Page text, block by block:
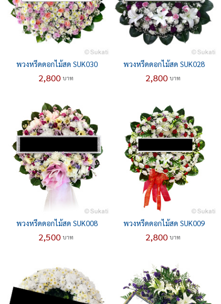
พวงหรีดดอกไม้สด SUK030
2,800 บาท
พวงหรีดดอกไม้สด SUK028
2,800 บาท
พวงหรีดดอกไม้สด SUK008
2,500 บาท
พวงหรีดดอกไม้สด SUK009
2,800 บาท